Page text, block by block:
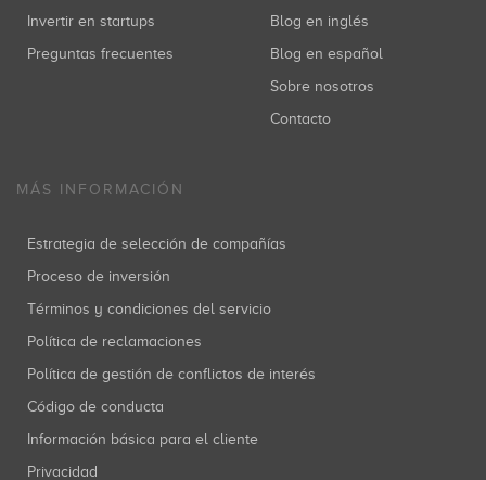
Invertir en startups
Preguntas frecuentes
Blog en inglés
Blog en español
Sobre nosotros
Contacto
MÁS INFORMACIÓN
Estrategia de selección de compañías
Proceso de inversión
Términos y condiciones del servicio
Política de reclamaciones
Política de gestión de conflictos de interés
Código de conducta
Información básica para el cliente
Privacidad